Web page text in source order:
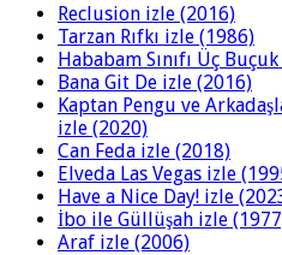
Reclusion izle (2016)
Tarzan Rıfkı izle (1986)
Hababam Sınıfı Üç
Bana Git De izle (2016)
Kaptan Pengu ve
izle (2020)
Can Feda izle (2018)
Elveda Las Vegas izle
Have a Nice Day! izle
İbo ile Güllüşah izle
Araf izle (2006)